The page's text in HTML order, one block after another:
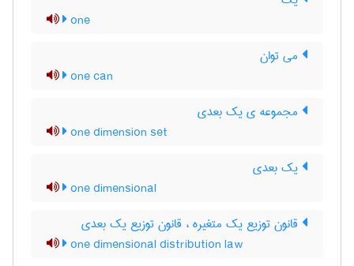
one
می توان
one can
مجموعه ی یک بعدی
one dimension set
یک بعدی
one dimensional
قانون توزیع یک متغیره ، قانون توزیع یک بعدی
one dimensional distribution law